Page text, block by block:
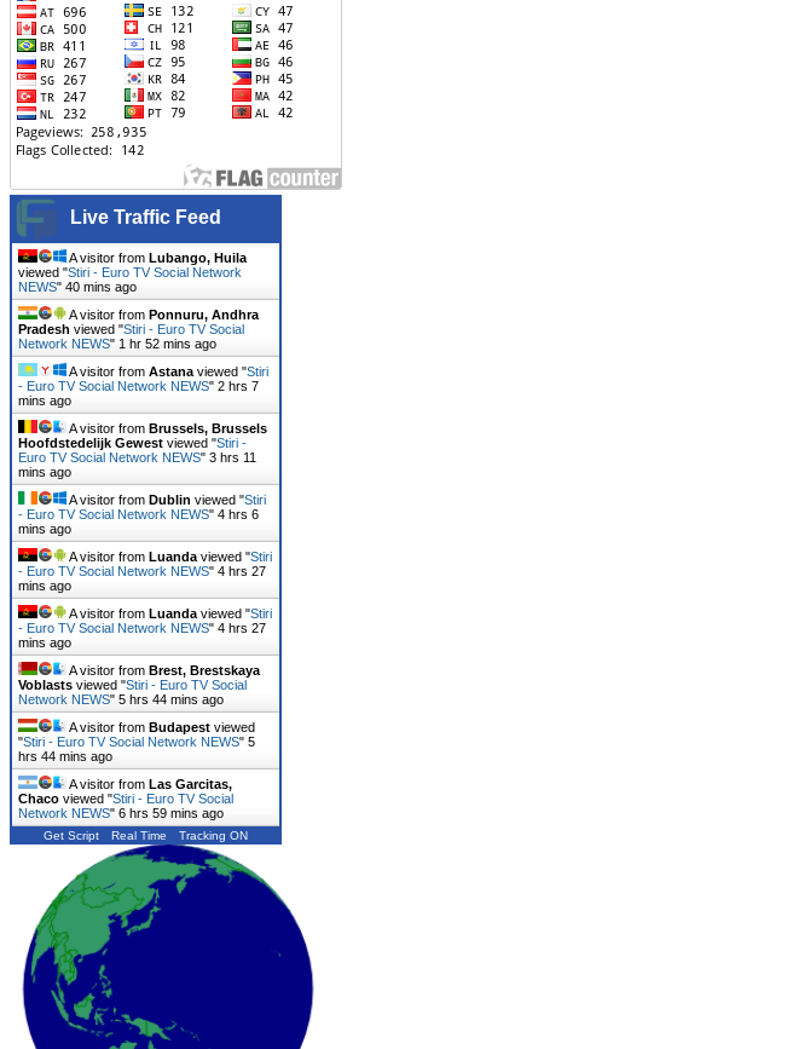
Live Traffic Feed
A visitor from Lubango, Huila
viewed "Stiri - Euro TV Social Network
NEWS" 40 mins ago
A visitor from Ponnuru, Andhra
Pradesh viewed "Stiri - Euro TV Social
Network NEWS" 1 hr 52 mins ago
A visitor from Astana viewed "Stiri
- Euro TV Social Network NEWS" 2 hrs 7
mins ago
A visitor from Brussels, Brussels
Hoofdstedelijk Gewest viewed "Stiri -
Euro TV Social Network NEWS" 3 hrs 11
mins ago
A visitor from Dublin viewed "Stiri
- Euro TV Social Network NEWS" 4 hrs 6
mins ago
A visitor from Luanda viewed "Stiri
- Euro TV Social Network NEWS" 4 hrs 27
mins ago
A visitor from Luanda viewed "Stiri
- Euro TV Social Network NEWS" 4 hrs 27
mins ago
A visitor from Brest, Brestskaya
Voblasts viewed "Stiri - Euro TV Social
Network NEWS" 5 hrs 44 mins ago
A visitor from Budapest viewed
"Stiri - Euro TV Social Network NEWS" 5
hrs 44 mins ago
A visitor from Las Garcitas,
Chaco viewed "Stiri - Euro TV Social
Network NEWS" 6 hrs 59 mins ago
Get Script Real Time Tracking ON